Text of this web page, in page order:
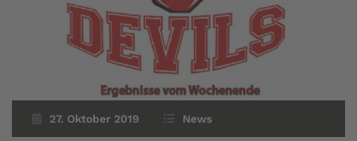
27. Oktober 2019 News